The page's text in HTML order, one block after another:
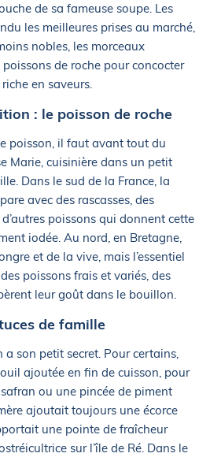
de sa fameuse soupe. Les
les meilleures prises au marché,
nobles, les morceaux
de roche pour concocter
en saveurs.
: le poisson de roche
poisson, il faut avant tout du
Marie, cuisinière dans un petit
Dans le sud de la France, la
avec des rascasses, des
poissons qui donnent cette
iodée. Au nord, en Bretagne,
et de la vive, mais l’essentiel
poissons frais et variés, des
leur goût dans le bouillon.
de famille
son petit secret. Pour certains,
ajoutée en fin de cuisson, pour
ou une pincée de piment
ajoutait toujours une écorce
une pointe de fraîcheur
sur l’île de Ré. Dans le